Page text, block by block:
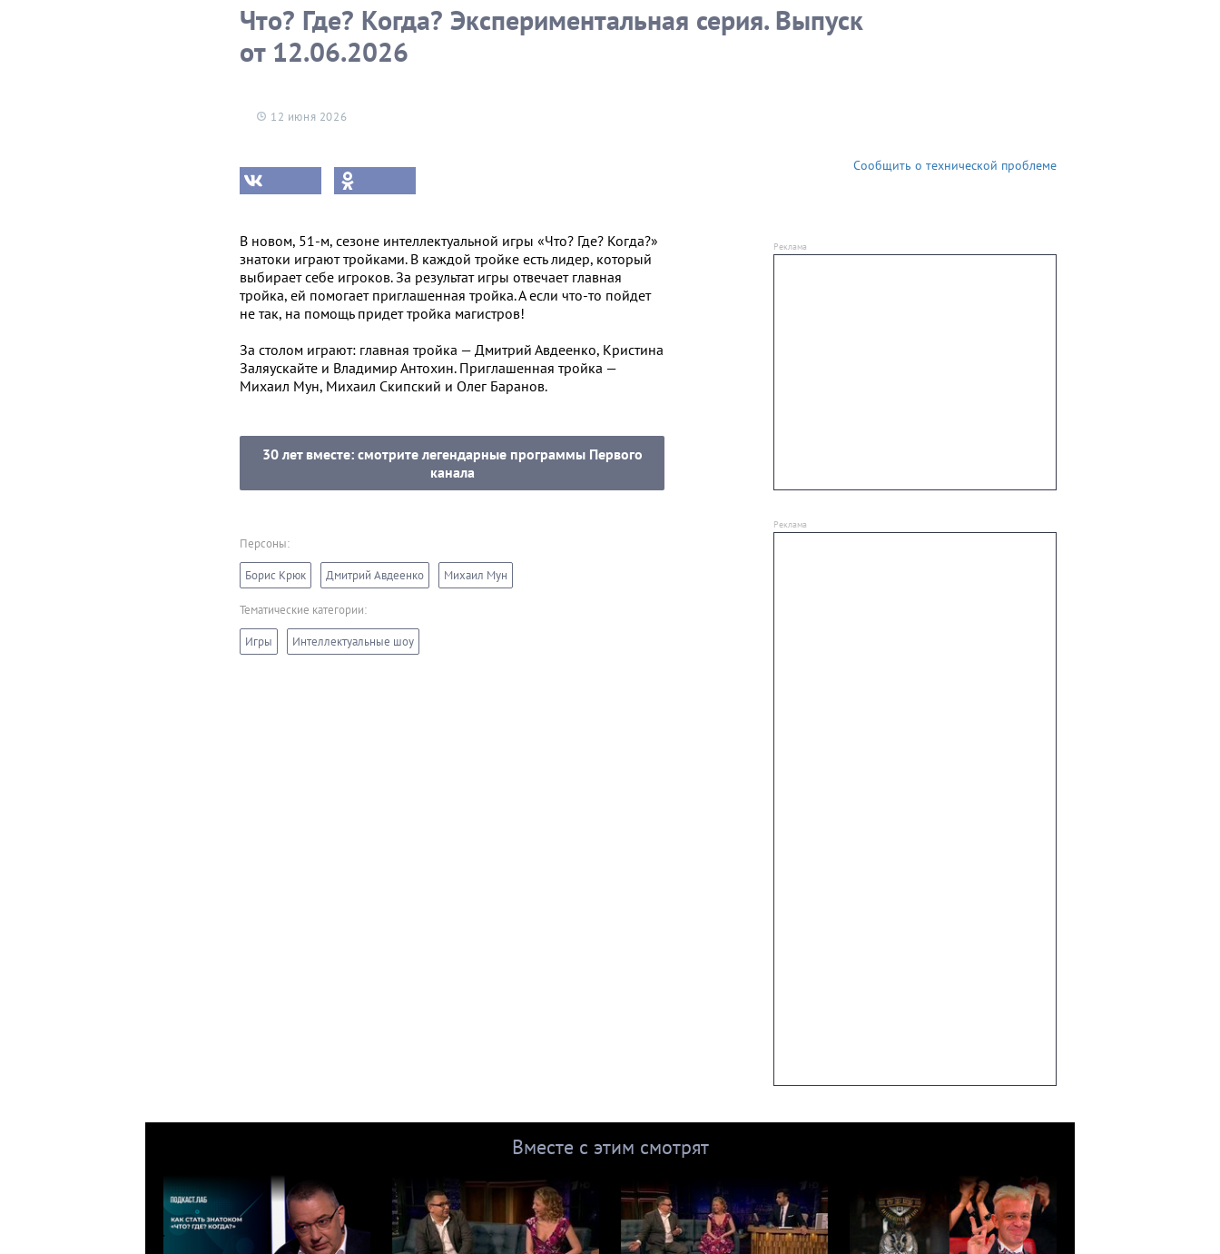
Что? Где? Когда? Экспериментальная серия. Выпуск
от 12.06.2026
12 июня 2026
Сообщить о технической проблеме
В новом, 51-м, сезоне интеллектуальной игры «Что? Где? Когда?»
знатоки играют тройками. В каждой тройке есть лидер, который
выбирает себе игроков. За результат игры отвечает главная
тройка, ей помогает приглашенная тройка. А если что-то пойдет
не так, на помощь придет тройка магистров!
За столом играют: главная тройка — Дмитрий Авдеенко, Кристина
Заляускайте и Владимир Антохин. Приглашенная тройка —
Михаил Мун, Михаил Скипский и Олег Баранов.
30 лет вместе: смотрите легендарные программы Первого
канала
Персоны:
Борис Крюк Дмитрий Авдеенко Михаил Мун
Тематические категории:
Игры Интеллектуальные шоу
Вместе с этим смотрят